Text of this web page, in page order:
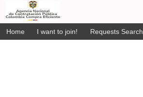
Home I want to join! Requests Search